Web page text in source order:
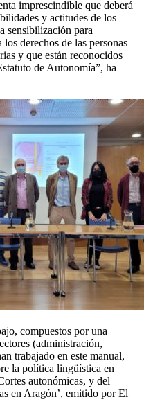
imprescindible que deberá
y actitudes de los
sensibilización para
derechos de las personas
y que están reconocidos
de Autonomía”, ha
compuestos por una
(administración,
trabajado en este manual,
la política lingüística en
autonómicas, y del
en Aragón’, emitido por El